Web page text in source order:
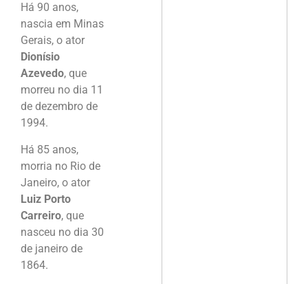
Há 90 anos,
nascia em Minas
Gerais, o ator
Dionísio
Azevedo, que
morreu no dia 11
de dezembro de
1994.
Há 85 anos,
morria no Rio de
Janeiro, o ator
Luiz Porto
Carreiro, que
nasceu no dia 30
de janeiro de
1864.